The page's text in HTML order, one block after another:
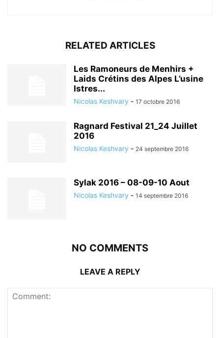
RELATED ARTICLES
Les Ramoneurs de Menhirs +
Laids Crétins des Alpes L’usine
Istres...
Nicolas Keshvary - 17 octobre 2016
Ragnard Festival 21_24 Juillet
2016
Nicolas Keshvary - 24 septembre 2016
Sylak 2016 – 08-09-10 Aout
Nicolas Keshvary - 14 septembre 2016
NO COMMENTS
LEAVE A REPLY